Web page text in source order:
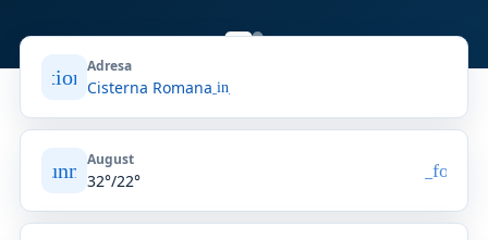
location_on
Adresa
Cisterna Romanaopen_in_new
sunnyAugust
32°/22°